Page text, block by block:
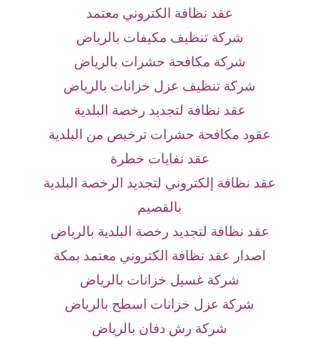
عقد نظافة الكتروني معتمد
شركة تنظيف مكيفات بالرياض
شركة مكافحة حشرات بالرياض
شركة تنظيف عزل خزانات بالرياض
عقد نظافة لتجديد رخصة البلدية
عقود مكافحة حشرات ترخيص من البلدية
عقد نفايات خطرة
عقد نظافة إلكتروني لتجديد الرخصة البلدية
بالقصيم
عقد نظافة لتجديد رخصة البلدية بالرياض
اصدار عقد نظافة الكتروني معتمد بمكة
شركة غسيل خزانات بالرياض
شركة عزل خزانات اسطح بالرياض
شركة رش دفان بالرياض